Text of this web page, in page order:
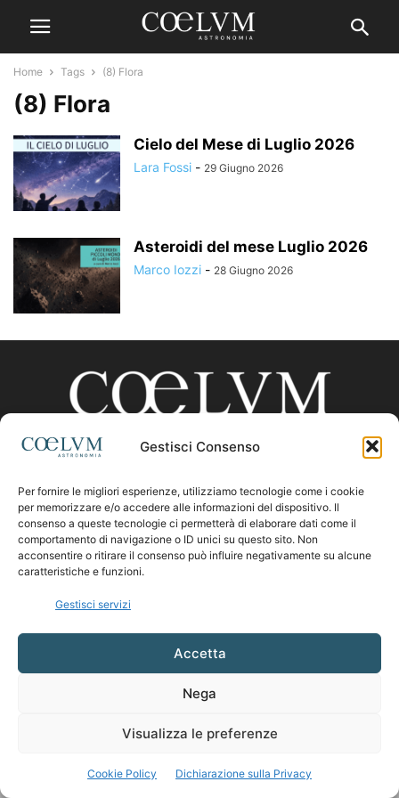
Gestisci Consenso
Per fornire le migliori esperienze, utilizziamo tecnologie come i cookie
per memorizzare e/o accedere alle informazioni del dispositivo. Il
consenso a queste tecnologie ci permetterà di elaborare dati come il
comportamento di navigazione o ID unici su questo sito. Non
acconsentire o ritirare il consenso può influire negativamente su alcune
caratteristiche e funzioni.
Gestisci servizi
Accetta
Nega
Visualizza le preferenze
Cookie Policy Dichiarazione sulla Privacy
Home Tags (8) Flora
(8) Flora
Cielo del Mese di Luglio 2026
Lara Fossi - 29 Giugno 2026
Asteroidi del mese Luglio 2026
Marco Iozzi - 28 Giugno 2026
CHI SIAMO
Contattaci:coelumastro@coelum.com